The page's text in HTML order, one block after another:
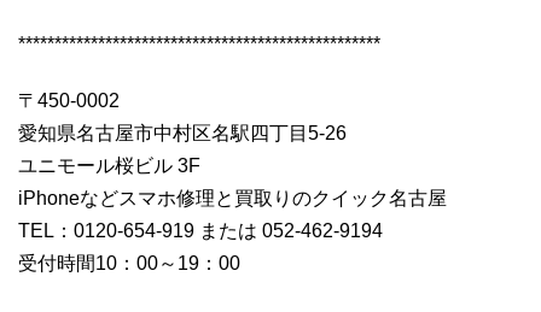
**************************************************
〒450-0002
愛知県名古屋市中村区名駅四丁目5-26
ユニモール桜ビル 3F
iPhoneなどスマホ修理と買取りのクイック名古屋
TEL：0120-654-919 または 052-462-9194
受付時間10：00～19：00